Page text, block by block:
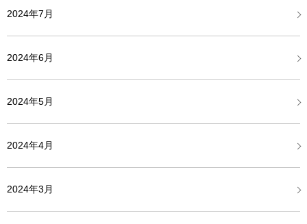
2024年7月
2024年6月
2024年5月
2024年4月
2024年3月